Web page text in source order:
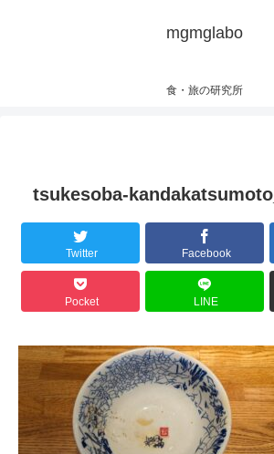
mgmglabo
食・旅の研究所
tsukesoba-
Twitter Facebook
Pocket LINE